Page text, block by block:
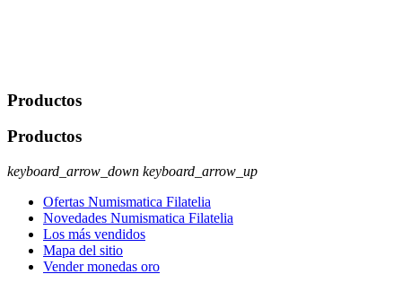
Productos
Productos
keyboard_arrow_down keyboard_arrow_up
Ofertas Numismatica Filatelia
Novedades Numismatica Filatelia
Los más vendidos
Mapa del sitio
Vender monedas oro